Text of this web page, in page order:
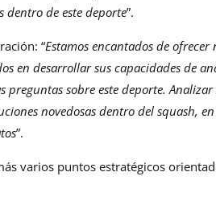
dentro de este deporte”.
“Estamos encantados de ofrecer
en desarrollar sus capacidades de
sobre este deporte. Analizar
novedosas dentro del squash,
”.
varios puntos estratégicos